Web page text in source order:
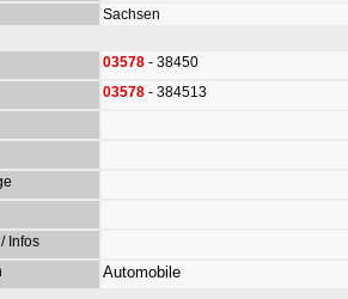
Sachsen
03578 - 38450
03578 - 384513
Infos
Automobile